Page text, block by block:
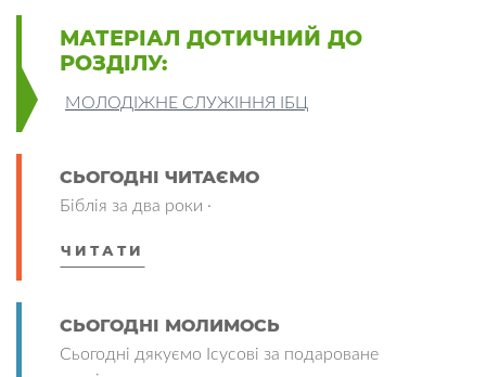
МАТЕРІАЛ ДОТИЧНИЙ ДО
РОЗДІЛУ:
МОЛОДІЖНЕ СЛУЖІННЯ ІБЦ
СЬОГОДНІ ЧИТАЄМО
Біблія за два роки ·
ЧИТАТИ
СЬОГОДНІ МОЛИМОСЬ
Сьогодні дякуємо Ісусові за подароване